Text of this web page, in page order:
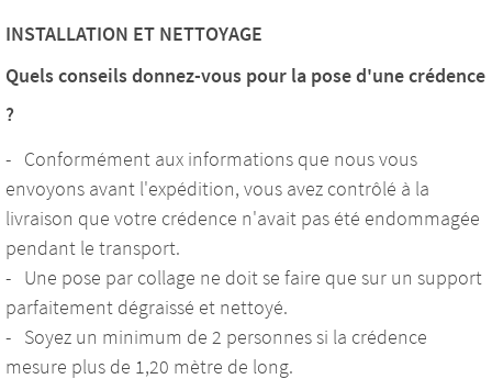
INSTALLATION ET NETTOYAGE
Quels conseils donnez-vous pour la pose d'une crédence
?
- Conformément aux informations que nous vous
envoyons avant l'expédition, vous avez contrôlé à la
livraison que votre crédence n'avait pas été endommagée
pendant le transport.
- Une pose par collage ne doit se faire que sur un support
parfaitement dégraissé et nettoyé.
- Soyez un minimum de 2 personnes si la crédence
mesure plus de 1,20 mètre de long.